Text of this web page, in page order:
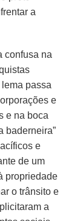
a
confusa na
passa
e
e na boca
baderneira”
e
de um
propriedade
o trânsito e
a